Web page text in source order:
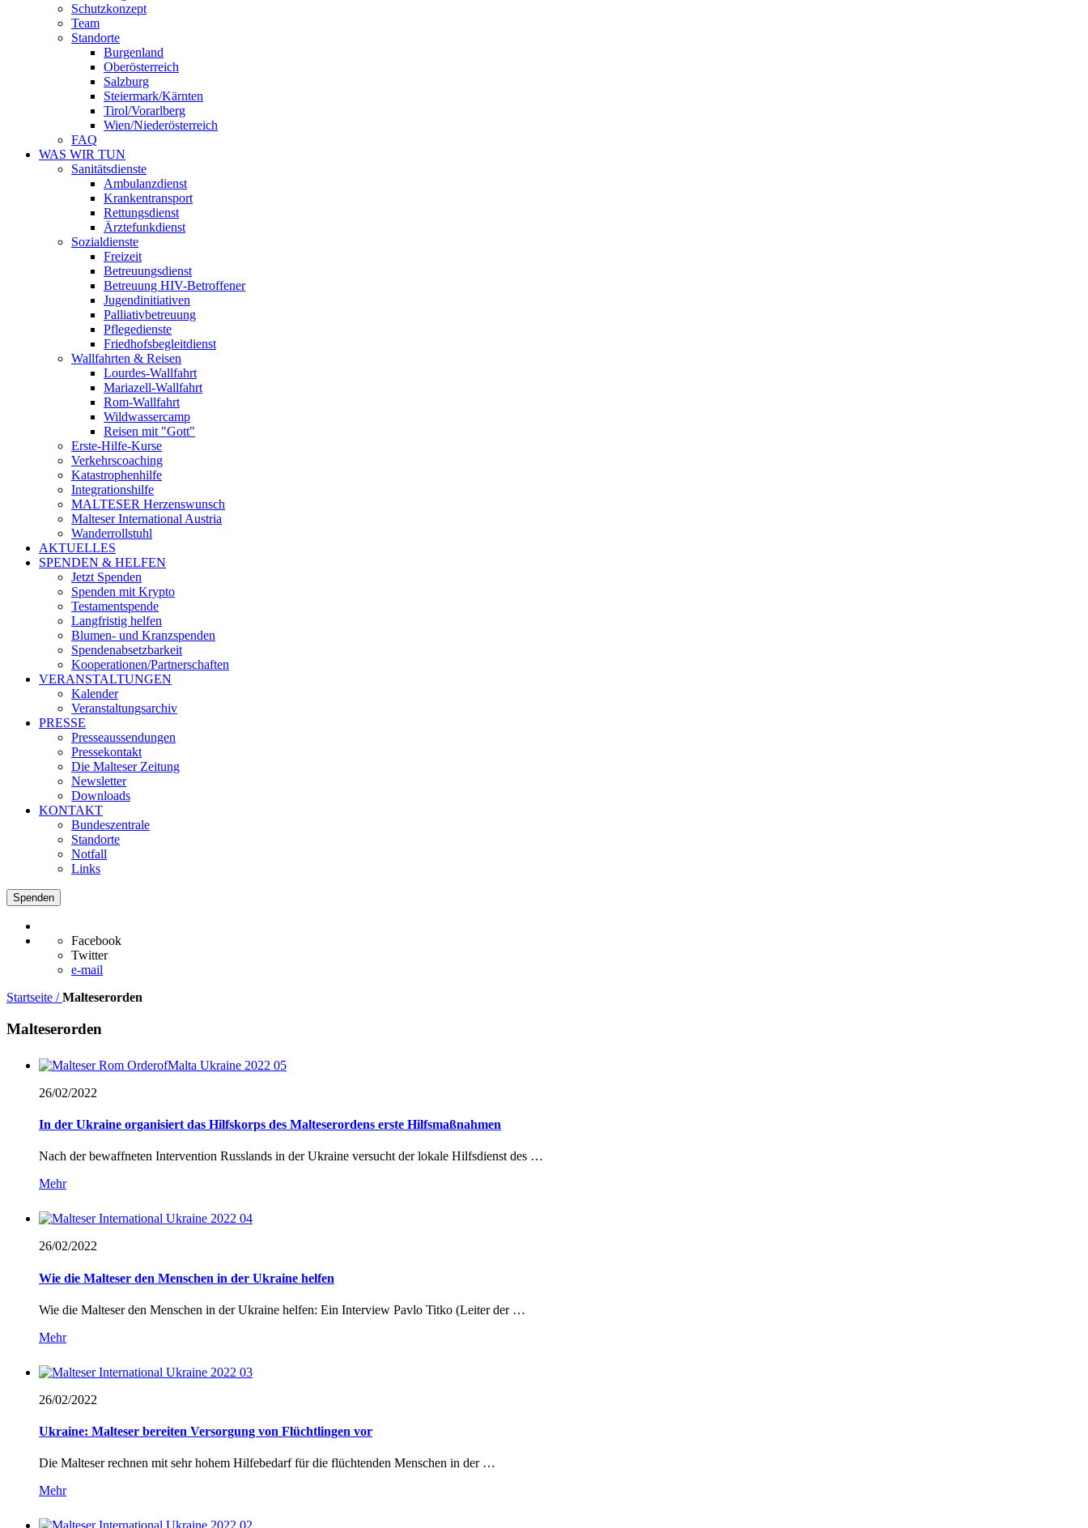
Schutzkonzept
Team
Standorte
Burgenland
Oberösterreich
Salzburg
Steiermark/Kärnten
Tirol/Vorarlberg
Wien/Niederösterreich
FAQ
WAS WIR TUN
Sanitätsdienste
Ambulanzdienst
Krankentransport
Rettungsdienst
Ärztefunkdienst
Sozialdienste
Freizeit
Betreuungsdienst
Betreuung HIV-Betroffener
Jugendinitiativen
Palliativbetreuung
Pflegedienste
Friedhofsbegleitdienst
Wallfahrten & Reisen
Lourdes-Wallfahrt
Mariazell-Wallfahrt
Rom-Wallfahrt
Wildwassercamp
Reisen mit "Gott"
Erste-Hilfe-Kurse
Verkehrscoaching
Katastrophenhilfe
Integrationshilfe
MALTESER Herzenswunsch
Malteser International Austria
Wanderrollstuhl
AKTUELLES
SPENDEN & HELFEN
Jetzt Spenden
Spenden mit Krypto
Testamentspende
Langfristig helfen
Blumen- und Kranzspenden
Spendenabsetzbarkeit
Kooperationen/Partnerschaften
VERANSTALTUNGEN
Kalender
Veranstaltungsarchiv
PRESSE
Presseaussendungen
Pressekontakt
Die Malteser Zeitung
Newsletter
Downloads
KONTAKT
Bundeszentrale
Standorte
Notfall
Links
Spenden
Facebook
Twitter
e-mail
Startseite / Malteserorden
Malteserorden
26/02/2022
In der Ukraine organisiert das Hilfskorps des Malteserordens erste Hilfsmaßnahmen
Nach der bewaffneten Intervention Russlands in der Ukraine versucht der lokale Hilfsdienst des …
Mehr
26/02/2022
Wie die Malteser den Menschen in der Ukraine helfen
Wie die Malteser den Menschen in der Ukraine helfen: Ein Interview Pavlo Titko (Leiter der …
Mehr
26/02/2022
Ukraine: Malteser bereiten Versorgung von Flüchtlingen vor
Die Malteser rechnen mit sehr hohem Hilfebedarf für die flüchtenden Menschen in der …
Mehr